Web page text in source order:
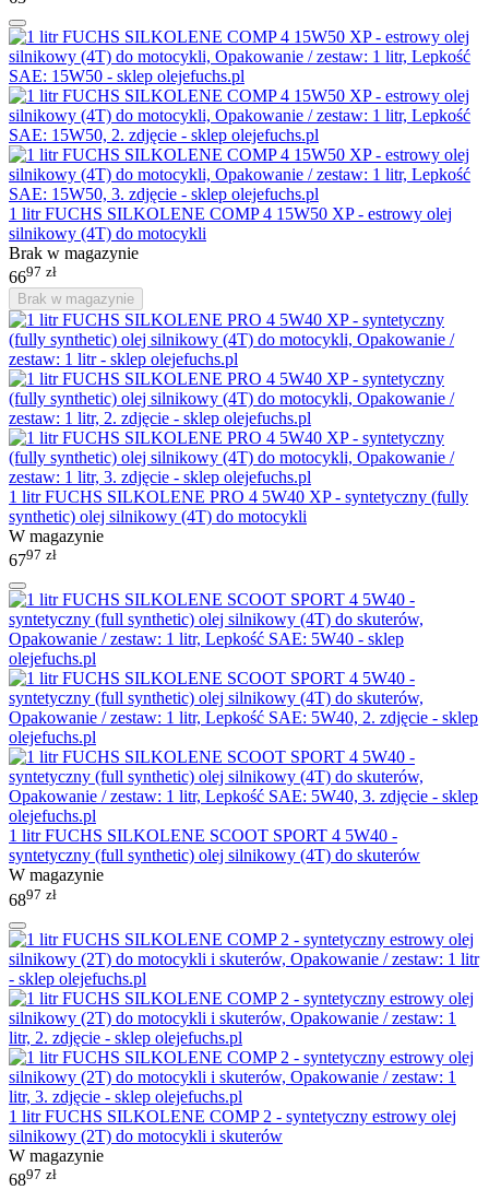
1 litr FUCHS SILKOLENE COMP 4 15W50 XP - estrowy olej
silnikowy (4T) do motocykli
Brak w magazynie
6697 zł
Brak w magazynie
1 litr FUCHS SILKOLENE PRO 4 5W40 XP - syntetyczny (fully
synthetic) olej silnikowy (4T) do motocykli
W magazynie
6797 zł
1 litr FUCHS SILKOLENE SCOOT SPORT 4 5W40 -
syntetyczny (full synthetic) olej silnikowy (4T) do skuterów
W magazynie
6897 zł
1 litr FUCHS SILKOLENE COMP 2 - syntetyczny estrowy olej
silnikowy (2T) do motocykli i skuterów
W magazynie
6897 zł